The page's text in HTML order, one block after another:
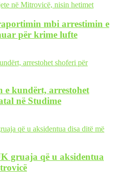
mbi arrestimin e
për krime lufte
e kundërt, arrestohet
në Studime
gruaja që u aksidentua